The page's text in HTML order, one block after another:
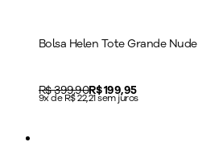
Bolsa Helen Tote Grande Nude
Original price:
R$ 399,90Price:
R$ 199,95
9x de R$ 22,21 sem juros